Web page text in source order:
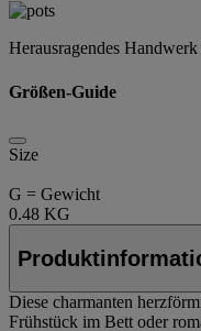
Herausragendes
Größen-Guide
Size
G = Gewicht
0.48 KG
Diese charmanten
Frühstück im Bett oder